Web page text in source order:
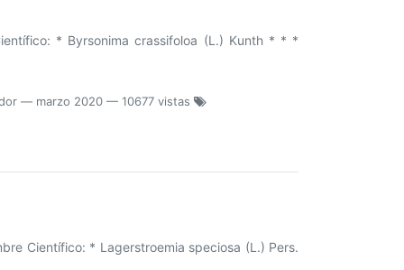
* Byrsonima crassifoloa (L.) Kunth * * *
— marzo 2020 — 10677 vistas
Científico: * Lagerstroemia speciosa (L.) Pers.